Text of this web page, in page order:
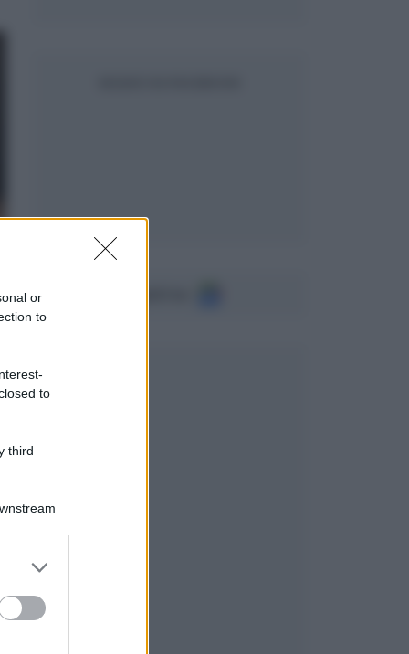
or
to
to
third
grant or